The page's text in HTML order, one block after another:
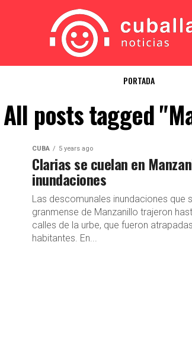
PORTADA
All posts tagged
CUBA 5 years ago
Clarias se cuelan en
inundaciones
Las descomunales inundaciones que
granmense de Manzanillo trajeron
calles de la urbe, que fueron
habitantes. En...